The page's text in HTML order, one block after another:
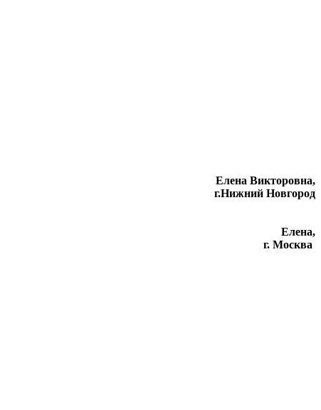
Елена Викторовна,
г.Нижний Новгород
Елена,
г. Москва